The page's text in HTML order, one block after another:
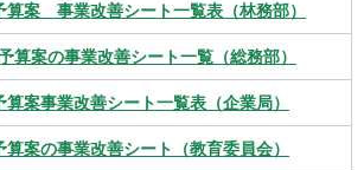
算案 事業改善シート一覧表（林務部）
算案の事業改善シート一覧（総務部）
案事業改善シート一覧表（企業局）
案の事業改善シート（教育委員会）